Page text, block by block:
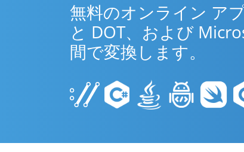
無料のオンライン ア
と DOT、および
間で変換します。